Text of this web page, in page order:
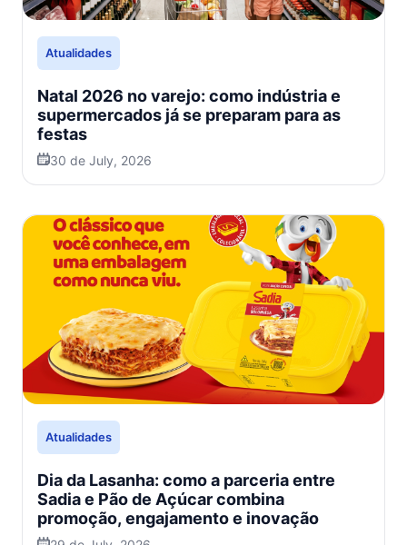
Atualidades
Natal 2026 no varejo: como indústria e
supermercados já se preparam para as
festas
30 de July, 2026
Atualidades
Dia da Lasanha: como a parceria entre
Sadia e Pão de Açúcar combina
promoção, engajamento e inovação